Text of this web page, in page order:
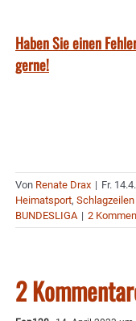
Haben Sie einen
gerne!
Von Renate Drax | Fr.
Heimatsport, Schlagzeilen
BUNDESLIGA | 2
2